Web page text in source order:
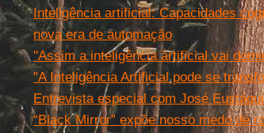
Inteligência artificial: Capacidades
nova era de automação
''Assim a inteligência artificial vai
"A Inteligência Artificial pode se
Entrevista especial com José
“Black Mirror” expõe nosso medo de